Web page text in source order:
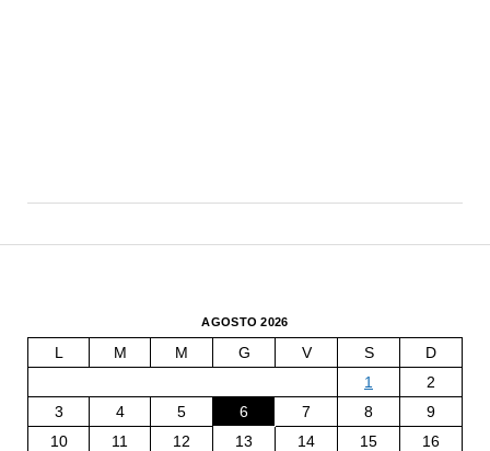
AGOSTO 2026
L M M G V S
D
1
2
3
4 5 6 7 8
9
10
11 12 13 14 15
16